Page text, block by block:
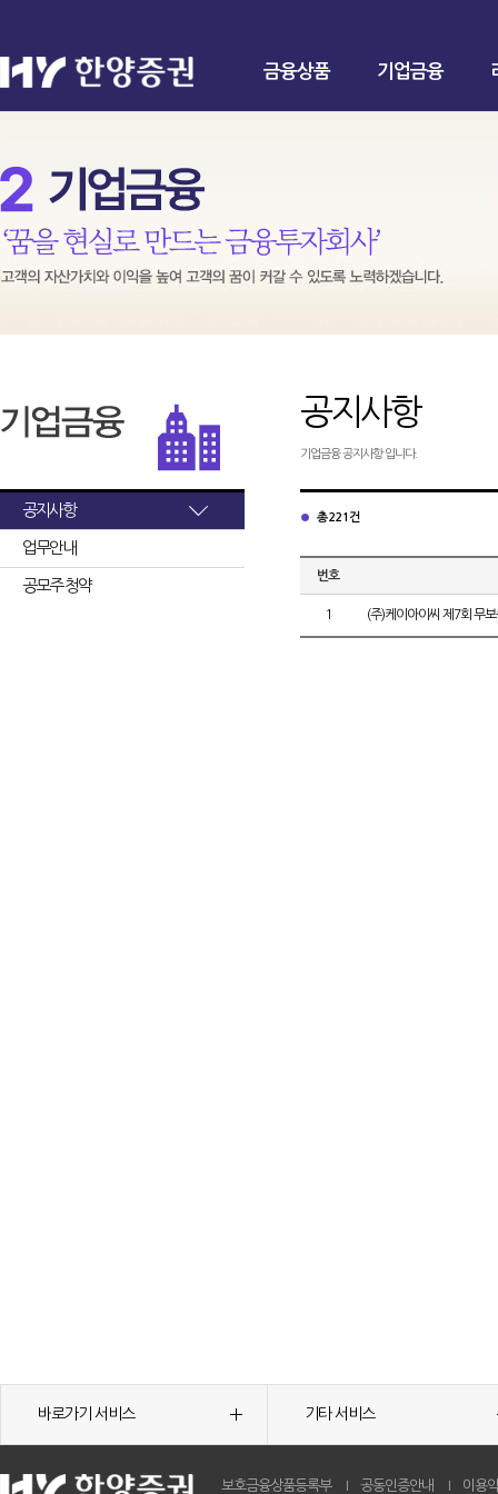
금융상품 기업금융
공지사항
업무안내
공모주 청약
공지사항
기업금융 공지사항 입니다.
총 221건
번호
1 (주)케이아이씨 제7회 무
바로가기 서비스 기타 서비스
보호금융상품등록부 공동인증안내 이용